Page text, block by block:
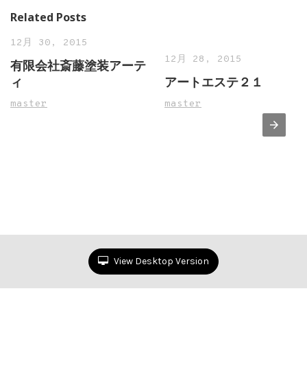
Related Posts
12月 30, 2015
有限会社斎藤塗装アーテ
ィ
master
12月 28, 2015
アートエステ２１
master
View Desktop Version